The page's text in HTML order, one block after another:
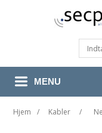
MENU
Hjem / Kabler /